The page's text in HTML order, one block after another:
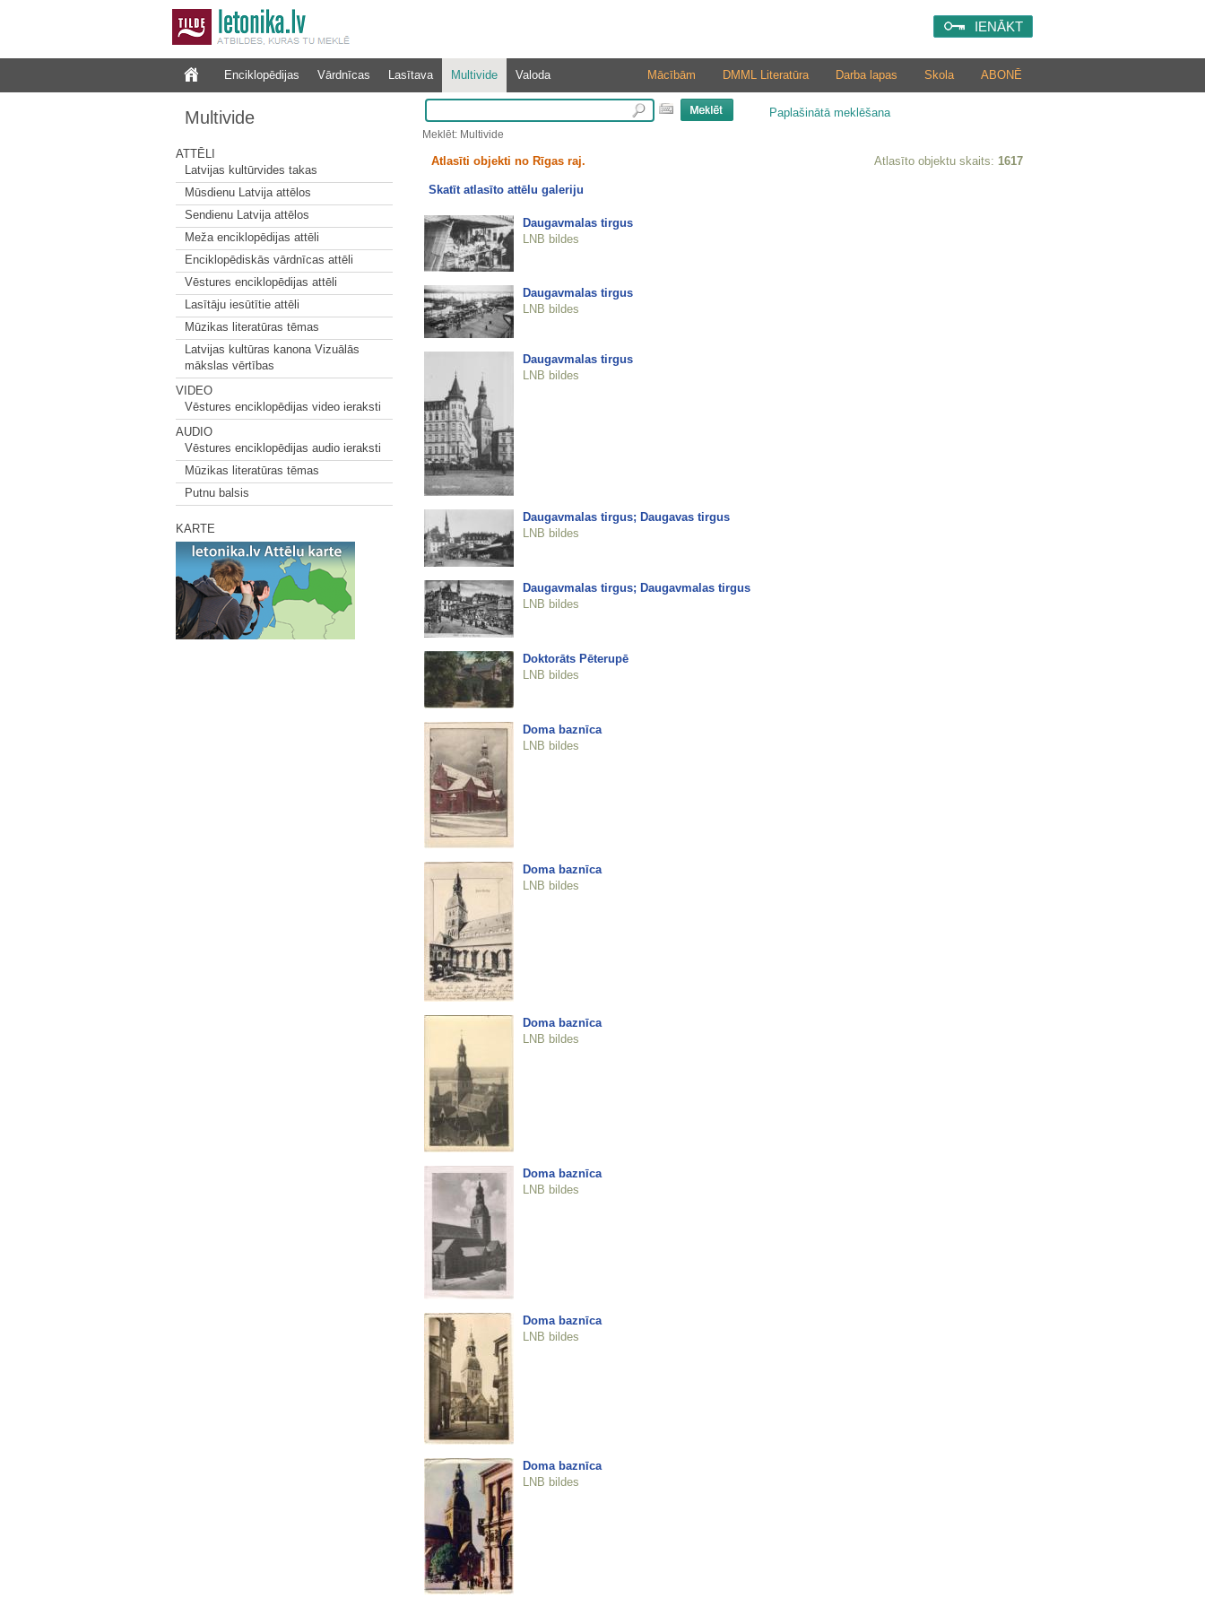
IENĀKT
Enciklopēdijas Vārdnīcas Lasītava Multivide Valoda ABONĒ
Skola
Darba lapas
DMML Literatūra
Mācībām
Multivide
ATTĒLI
Latvijas kultūrvides takas
Mūsdienu Latvija attēlos
Sendienu Latvija attēlos
Meža enciklopēdijas attēli
Enciklopēdiskās vārdnīcas attēli
Vēstures enciklopēdijas attēli
Lasītāju iesūtītie attēli
Mūzikas literatūras tēmas
Latvijas kultūras kanona Vizuālās
mākslas vērtības
VIDEO
Vēstures enciklopēdijas video ieraksti
AUDIO
Vēstures enciklopēdijas audio ieraksti
Mūzikas literatūras tēmas
Putnu balsis
KARTE
Paplašinātā meklēšana
Meklēt: Multivide
Atlasīti objekti no Rīgas raj. Atlasīto objektu skaits: 1617
Skatīt atlasīto attēlu galeriju
Daugavmalas tirgus
LNB bildes
Daugavmalas tirgus
LNB bildes
Daugavmalas tirgus
LNB bildes
Daugavmalas tirgus; Daugavas tirgus
LNB bildes
Daugavmalas tirgus; Daugavmalas tirgus
LNB bildes
Doktorāts Pēterupē
LNB bildes
Doma baznīca
LNB bildes
Doma baznīca
LNB bildes
Doma baznīca
LNB bildes
Doma baznīca
LNB bildes
Doma baznīca
LNB bildes
Doma baznīca
LNB bildes